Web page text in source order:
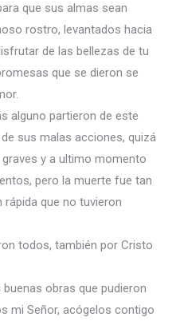
que sus almas sean
rostro, levantados hacia
de las bellezas de tu
que se dieron se
alguno partieron de este
sus malas acciones, quizá
y a ultimo momento
pero la muerte fue tan
que no tuvieron
todos, también por Cristo
obras que pudieron
mi Señor, acógelos contigo